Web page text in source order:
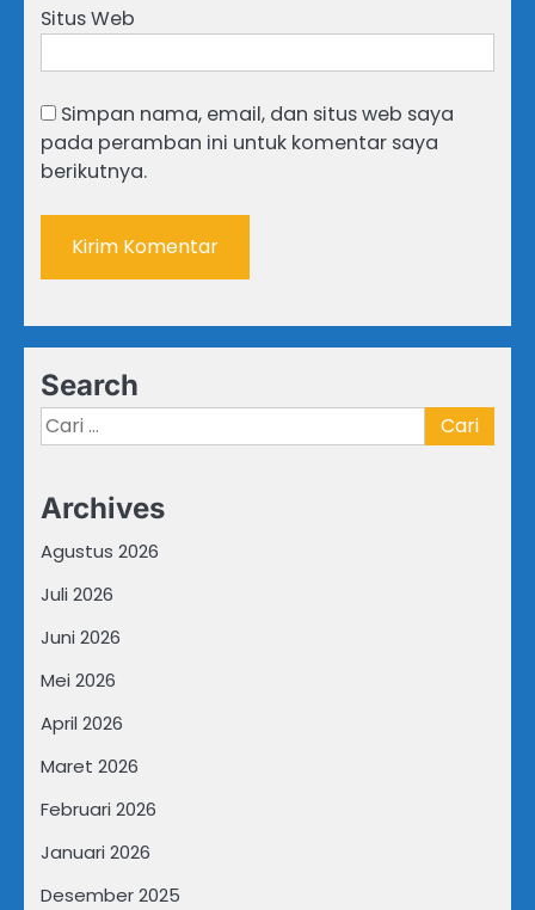
Situs Web
Simpan nama, email, dan situs web saya
pada peramban ini untuk komentar saya
berikutnya.
Search
Cari
untuk:
Archives
Agustus 2026
Juli 2026
Juni 2026
Mei 2026
April 2026
Maret 2026
Februari 2026
Januari 2026
Desember 2025